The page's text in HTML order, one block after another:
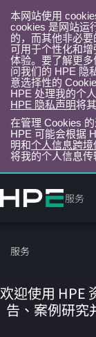
本网站使用
cookies 是网站运
的，而其他非必要
可用于个性化和增
体验。要了解更
问我们的 HPE 隐
意选择性的
HPE 处理我的个
HPE 隐私声明将
在管理 Cookies 的
HPE 可能会根据
明和个人信息跨境
将我的个人信息传
转
到
目
录
产品 服务
服务
欢迎使用 HPE
告、案例研究